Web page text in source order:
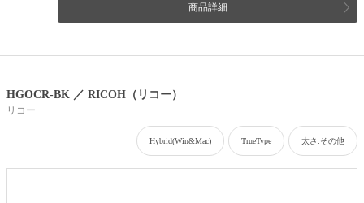
商品詳細
HGOCR-BK ／ RICOH（リコー）
リコー
Hybrid(Win&Mac) TrueType 太さ:その他